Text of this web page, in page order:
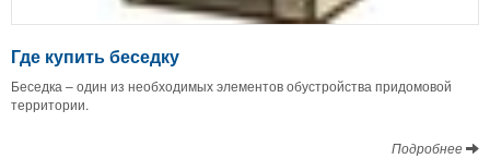
Где купить беседку
Беседка – один из необходимых элементов обустройства придомовой
территории.
Подробнее